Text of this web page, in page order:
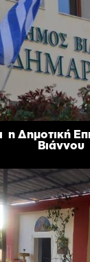
η Δημοτική
Βιάννου